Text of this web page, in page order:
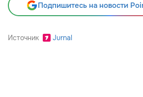
Подпишитесь на новости
Источник Jurnal